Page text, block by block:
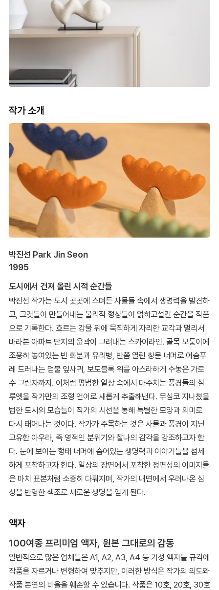
작가 소개
박진선 Park Jin Seon
1995
도시에서 건져 올린 시적 순간들
박진선 작가는 도시 곳곳에 스며든 사물들 속에서 생명력을 발견하
고, 그것들이 만들어내는 물리적 형상들이 얽히고설킨 순간을 작품
으로 기록한다. 흐르는 강물 위에 묵직하게 자리한 교각과 멀리서
바라본 아파트 단지의 윤곽이 그려내는 스카이라인. 골목 모퉁이에
조용히 놓여있는 빈 화분과 유리병, 반쯤 열린 창문 너머로 어슴푸
레 드러나는 덤불 잎사귀, 보도블록 위를 아스라하게 수놓은 가로
수 그림자까지. 이처럼 평범한 일상 속에서 마주치는 풍경들의 실
루엣을 작가만의 조형 언어로 새롭게 추출해낸다. 무심코 지나쳤을
법한 도시의 모습들이 작가의 시선을 통해 특별한 모양과 의미로
다시 태어나는 것이다. 작가가 주목하는 것은 사물과 풍경이 지닌
고유한 아우라, 즉 영적인 분위기와 찰나의 감각을 강조하고자 한
다. 눈에 보이는 형태 너머에 숨어있는 생명력과 이야기들을 섬세
하게 포착하고자 한다. 일상의 장면에서 포착한 정면성의 이미지들
은 마치 표본처럼 소중히 다뤄지며, 작가의 내면에서 우러나온 심
상을 반영한 색조로 새로운 생명을 얻게 된다.
액자
100여종 프리미엄 액자, 원본 그대로의 감동
일반적으로 많은 업체들은 A1, A2, A3, A4 등 기성 액자틀 규격에
작품을 자르거나 변형하여 맞추지만, 이러한 방식은 작가의 의도와
작품 본연의 비율을 훼손할 수 있습니다. 작품은 10호, 20호, 30호